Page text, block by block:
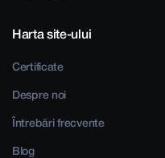
Harta site-ului
Certificate
Despre noi
Întrebări frecvente
Blog